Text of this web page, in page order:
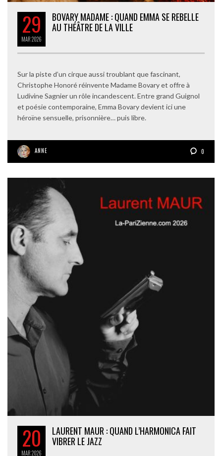
29
MAR2026
BOVARY MADAME : QUAND EMMA SE REBELLE
AU THÉÂTRE DE LA VILLE
Sur la piste d’un cirque aussi troublant que fascinant,
Christophe Honoré réinvente Madame Bovary et offre à
Ludivine Sagnier un rôle incandescent. Entre grand Guignol
et poésie contemporaine, Emma Bovary devient ici une
héroïne sensuelle, prisonnière… puis libre.
ANNE 0
20
MAR2026
LAURENT MAUR : QUAND L’HARMONICA FAIT
VIBRER LE JAZZ